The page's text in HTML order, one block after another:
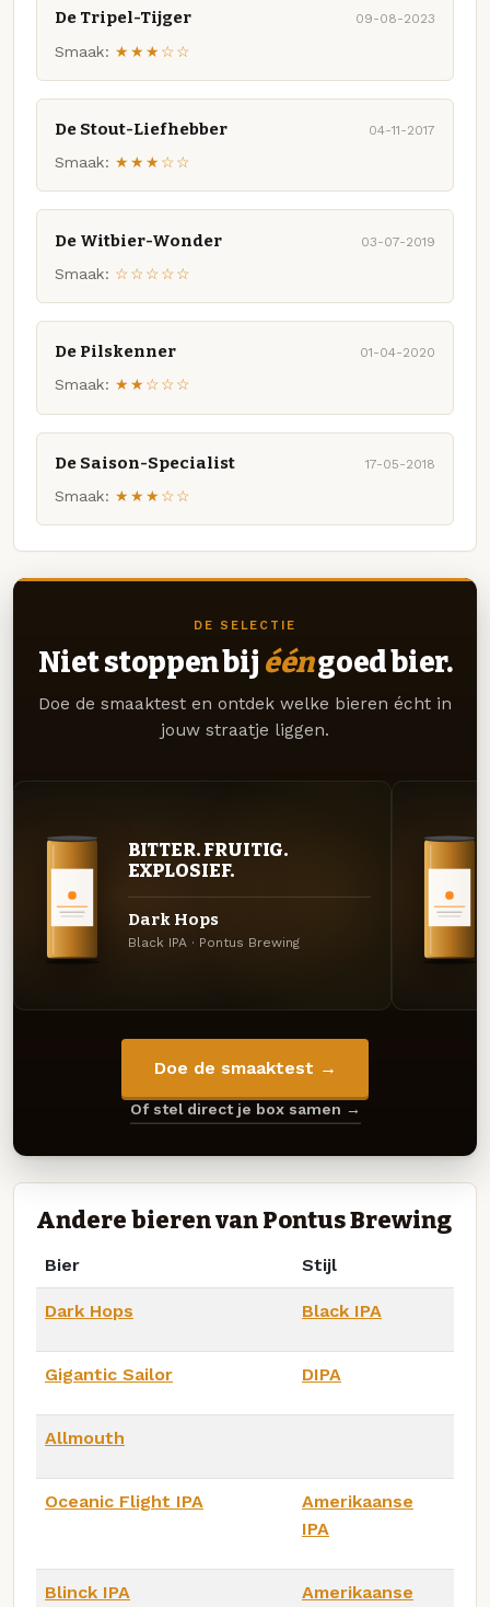
De Tripel-Tijger 09-08-2023
Smaak: ★★★☆☆
De Stout-Liefhebber 04-11-2017
Smaak: ★★★☆☆
De Witbier-Wonder 03-07-2019
Smaak: ☆☆☆☆☆
De Pilskenner 01-04-2020
Smaak: ★★☆☆☆
De Saison-Specialist 17-05-2018
Smaak: ★★★☆☆
DE SELECTIE
Niet stoppen bij ééngoed bier.
Doe de smaaktest en ontdek welke bieren écht in
jouw straatje liggen.
BITTER. FRUITIG.
EXPLOSIEF.
Dark Hops
Black IPA · Pontus Brewing
Doe de smaaktest →
Of stel direct je box samen →
Andere bieren van Pontus Brewing
Bier Stijl
Dark Hops Black IPA
Gigantic Sailor DIPA
Allmouth
Oceanic Flight IPA
Amerikaanse
IPA
Blinck IPA
Amerikaanse